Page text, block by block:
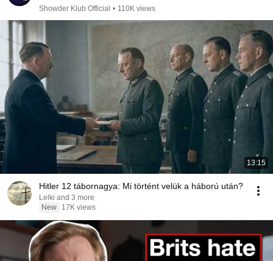
Showder Klub Official • 110K views
13:15
Hitler 12 tábornagya: Mi történt velük a háború után?
Lelki and 3 more
New
17K views